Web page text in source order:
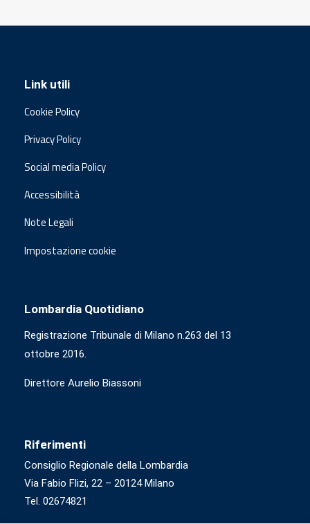
Link utili
Cookie Policy
Privacy Policy
Social media Policy
Accessibilità
Note Legali
Impostazione cookie
Lombardia Quotidiano
Registrazione Tribunale di Milano n.263 del 13
ottobre 2016.
Direttore Aurelio Biassoni
Riferimenti
Consiglio Regionale della Lombardia
Via Fabio Flizi, 22 – 20124 Milano
Tel. 02674821